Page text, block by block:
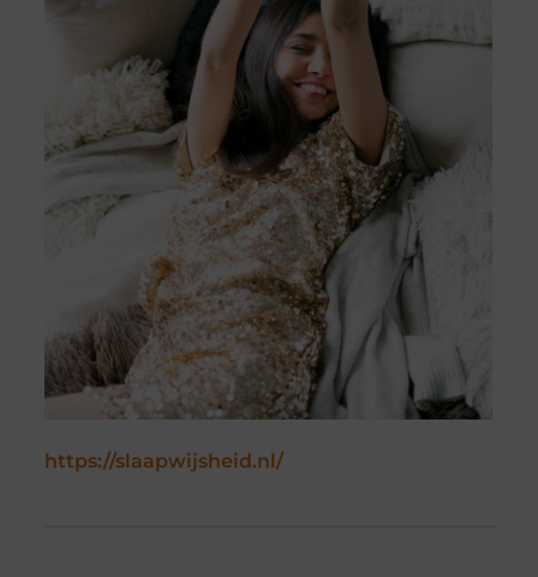
https://slaapwijsheid.nl/